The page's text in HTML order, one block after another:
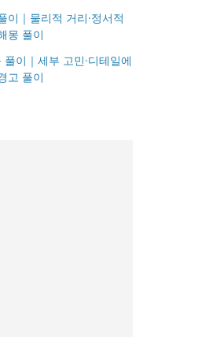
이｜물리적 거리·정서적
몽 풀이
이｜세부 고민·디테일에
고 풀이